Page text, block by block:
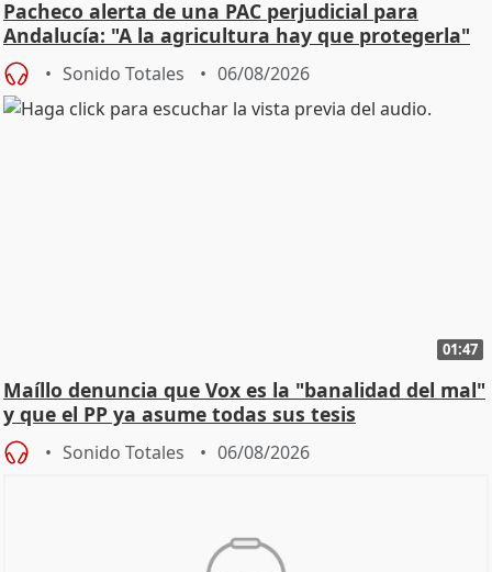
Pacheco alerta de una PAC perjudicial para
Andalucía: "A la agricultura hay que protegerla"
Sonido Totales 06/08/2026
01:47
Maíllo denuncia que Vox es la "banalidad del mal"
y que el PP ya asume todas sus tesis
Sonido Totales 06/08/2026